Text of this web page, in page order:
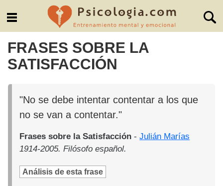
FRASES SOBRE LA
SATISFACCIÓN
"No se debe intentar contentar a los que
no se van a contentar."
Frases sobre la Satisfacción -Julián Marías
1914-2005. Filósofo español.
Análisis de esta frase